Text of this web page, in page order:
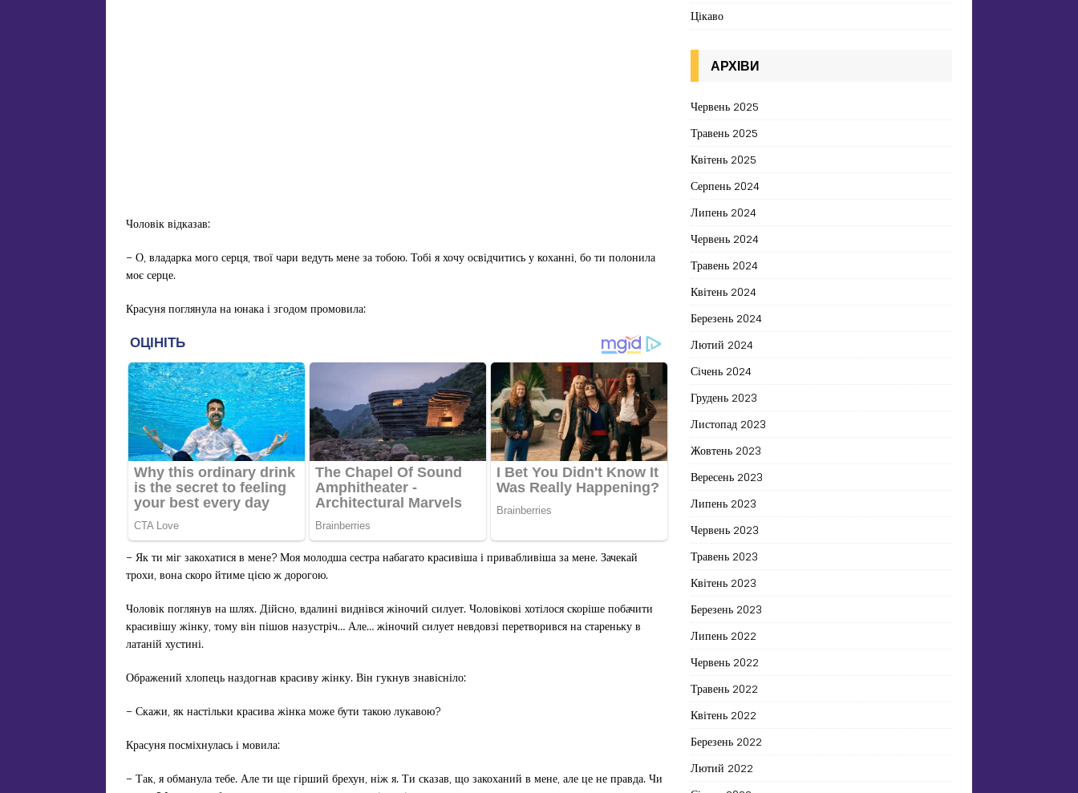
Чоловік відказав:
– О, владарка мого серця, твої чари ведуть мене за тобою. Тобі я хочу освідчитись у коханні, бо ти полонила
моє серце.
Красуня поглянула на юнака і згодом промовила:
– Як ти міг закохатися в мене? Моя молодша сестра набагато красивіша і привабливіша за мене. Зачекай
трохи, вона скоро йтиме цією ж дорогою.
Чоловік поглянув на шлях. Дійсно, вдалині виднівся жіночий силует. Чоловікові хотілося скоріше побачити
красивішу жінку, тому він пішов назустріч… Але… жіночий силует невдовзі перетворився на стареньку в
латаній хустині.
Ображений хлопець наздогнав красиву жінку. Він гукнув знавісніло:
– Скажи, як настільки красива жінка може бути такою лукавою?
Красуня посміхнулась і мовила:
– Так, я обманула тебе. Але ти ще гірший брехун, ніж я. Ти сказав, що закоханий в мене, але це не правда. Чи
Цікаво
АРХІВИ
Червень 2025
Травень 2025
Квітень 2025
Серпень 2024
Липень 2024
Червень 2024
Травень 2024
Квітень 2024
Березень 2024
Лютий 2024
Січень 2024
Грудень 2023
Листопад 2023
Жовтень 2023
Вересень 2023
Липень 2023
Червень 2023
Травень 2023
Квітень 2023
Березень 2023
Липень 2022
Червень 2022
Травень 2022
Квітень 2022
Березень 2022
Лютий 2022